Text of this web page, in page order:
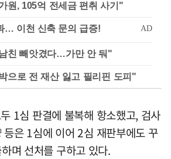
원, 105억 전세금 편취 사기"
친 빼앗겼다…가만 안 둬"
으로 전 재산 잃고 필리핀 도피"
1심 판결에 불복해 항소했고, 검사
등은 1심에 이어 2심 재판부에도 꾸
며 선처를 구하고 있다.